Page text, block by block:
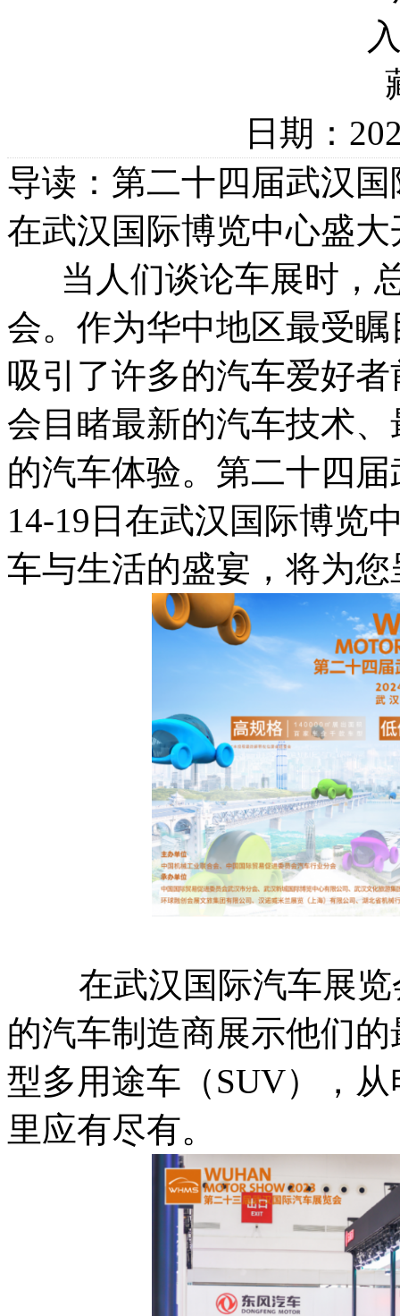
日期：
导读：第二十四届武汉
在武汉国际博览中心盛大
当人们谈论车展时，
会。作为华中地区最受
吸引了许多的汽车爱好
会目睹最新的汽车技术
的汽车体验。第二十四
14-19日在武汉国际博览
车与生活的盛宴，将为
在武汉国际汽车展览
的汽车制造商展示他们
型多用途车（SUV），
里应有尽有。